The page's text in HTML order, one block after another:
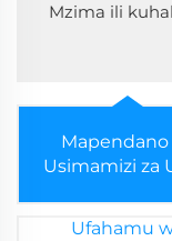
Mzima ili
Mapendano
Usimamizi za
Ufahamu